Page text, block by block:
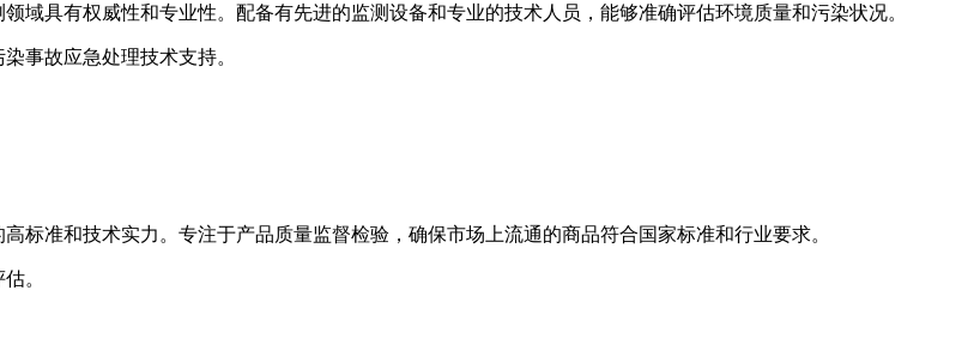
域具有权威性和专业性。配备有先进的监测设备和专业的技术人员，能够准确评估环境质量和污染状况。
事故应急处理技术支持。
标准和技术实力。专注于产品质量监督检验，确保市场上流通的商品符合国家标准和行业要求。
。